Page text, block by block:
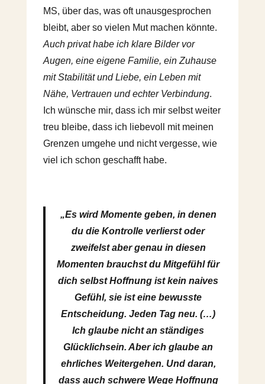
MS, über das, was oft unausgesprochen
bleibt, aber so vielen Mut machen könnte.
Auch privat habe ich klare Bilder vor
Augen, eine eigene Familie, ein Zuhause
mit Stabilität und Liebe, ein Leben mit
Nähe, Vertrauen und echter Verbindung.
Ich wünsche mir, dass ich mir selbst weiter
treu bleibe, dass ich liebevoll mit meinen
Grenzen umgehe und nicht vergesse, wie
viel ich schon geschafft habe.
„Es wird Momente geben, in denen
du die Kontrolle verlierst oder
zweifelst aber genau in diesen
Momenten brauchst du Mitgefühl für
dich selbst Hoffnung ist kein naives
Gefühl, sie ist eine bewusste
Entscheidung. Jeden Tag neu. (…)
Ich glaube nicht an ständiges
Glücklichsein. Aber ich glaube an
ehrliches Weitergehen. Und daran,
dass auch schwere Wege Hoffnung